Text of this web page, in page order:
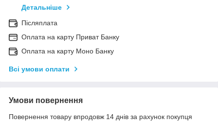
Детальніше
Післяплата
Оплата на карту Приват Банку
Оплата на карту Моно Банку
Всі умови оплати
Умови повернення
Повернення товару впродовж 14 днів за рахунок покупця